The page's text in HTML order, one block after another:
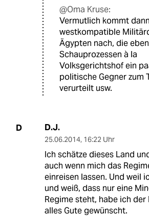
@Oma Kruse:
Vermutlich kommt
westkompatible
Ägypten nach, die
Schauprozessen à la
Volksgerichtshof ein
politische Gegner zum
verurteilt usw.
D D.J.
25.06.2014, 16:22 Uhr
Ich schätze dieses Land
auch wenn mich das
einreisen lassen. Und weil
und weiß, dass nur eine
Regime steht, habe ich
alles Gute gewünscht.